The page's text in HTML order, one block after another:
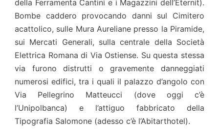
della Ferramenta Cantini e i Magazzini dell’Eternit).
Bombe caddero provocando danni sul Cimitero
acattolico, sulle Mura Aureliane presso la Piramide,
sui Mercati Generali, sulla centrale della Società
Elettrica Romana di Via Ostiense. Su questa stessa
via furono distrutti o gravemente danneggiati
numerosi edifici, tra i quali il palazzo d’angolo con
Via Pellegrino Matteucci (dove oggi c’è
l’Unipolbanca) e l’attiguo fabbricato della
Tipografia Salomone (adesso c’è l’Abitarthotel).